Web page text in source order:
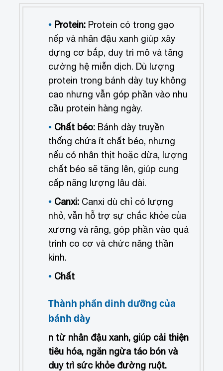
Protein: Protein có trong gạo
nếp và nhân đậu xanh giúp xây
dựng cơ bắp, duy trì mô và tăng
cường hệ miễn dịch. Dù lượng
protein trong bánh dày tuy không
cao nhưng vẫn góp phần vào nhu
cầu protein hàng ngày.
Chất béo: Bánh dày truyền
thống chứa ít chất béo, nhưng
nếu có nhân thịt hoặc dừa, lượng
chất béo sẽ tăng lên, giúp cung
cấp năng lượng lâu dài.
Canxi: Canxi dù chỉ có lượng
nhỏ, vẫn hỗ trợ sự chắc khỏe của
xương và răng, góp phần vào quá
trình co cơ và chức năng thần
kinh.
Chất
Thành phần dinh dưỡng của
bánh dày
n từ nhân đậu xanh, giúp cải thiện
tiêu hóa, ngăn ngừa táo bón và
duy trì sức khỏe đường ruột.